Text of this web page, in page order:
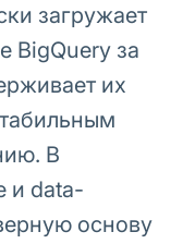
загружает
BigQuery за
их
В
и data-
основу